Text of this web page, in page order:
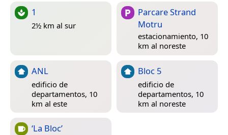
1
2½ km al sur
Parcare Strand
Motru
estacionamiento, 10
km al noreste
ANL
edificio de
departamentos, 10
km al este
Bloc 5
edificio de
departamentos, 10
km al noreste
‘La Bloc’